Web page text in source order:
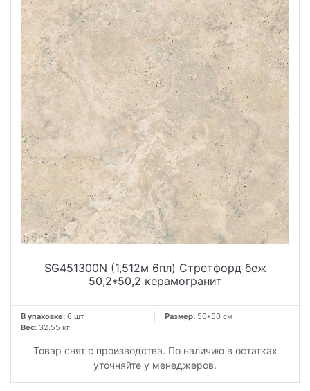
SG451300N (1,512м 6пл) Стретфорд беж
50,2*50,2 керамогранит
В упаковке: 6 шт Размер: 50*50 см
Вес: 32.55 кг
Товар снят с производства. По наличию в остатках
уточняйте у менеджеров.